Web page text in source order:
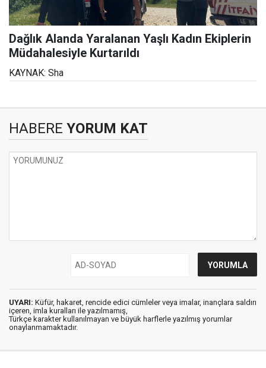
Dağlık Alanda Yaralanan Yaşlı Kadın Ekiplerin
Müdahalesiyle Kurtarıldı
KAYNAK: Sha
HABERE YORUM KAT
UYARI: Küfür, hakaret, rencide edici cümleler veya imalar, inançlara saldırı
içeren, imla kuralları ile yazılmamış,
Türkçe karakter kullanılmayan ve büyük harflerle yazılmış yorumlar
onaylanmamaktadır.